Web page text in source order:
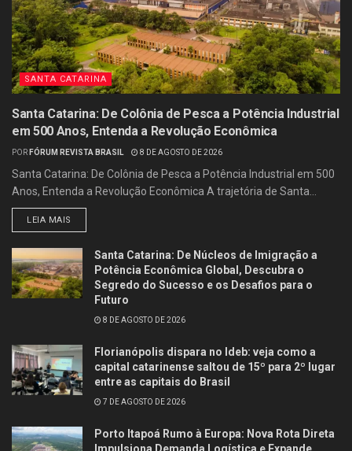
SANTA CATARINA
Santa Catarina: De Colônia de Pesca a Potência Industrial
em 500 Anos, Entenda a Revolução Econômica
POR FÓRUM REVISTA BRASIL 8 DE AGOSTO DE 2026
Santa Catarina: De Colônia de Pesca a Potência Industrial em 500
Anos, Entenda a Revolução Econômica A trajetória de Santa...
LEIA MAIS
Santa Catarina: De Núcleos de Imigração a
Potência Econômica Global, Descubra o
Segredo do Sucesso e os Desafios para o
Futuro
8 DE AGOSTO DE 2026
Florianópolis dispara no Ideb: veja como a
capital catarinense saltou de 15º para 2º lugar
entre as capitais do Brasil
7 DE AGOSTO DE 2026
Porto Itapoá Rumo à Europa: Nova Rota Direta